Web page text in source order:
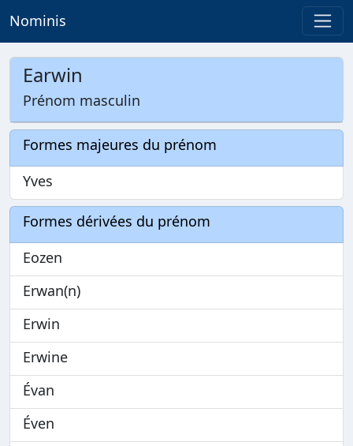
Nominis
Earwin
Prénom masculin
Formes majeures du prénom
Yves
Formes dérivées du prénom
Eozen
Erwan(n)
Erwin
Erwine
Évan
Éven